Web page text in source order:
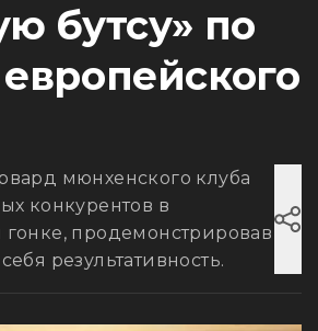
бутсу» по
мюнхенского клуба
конкурентов в
продемонстрировав
результативность.